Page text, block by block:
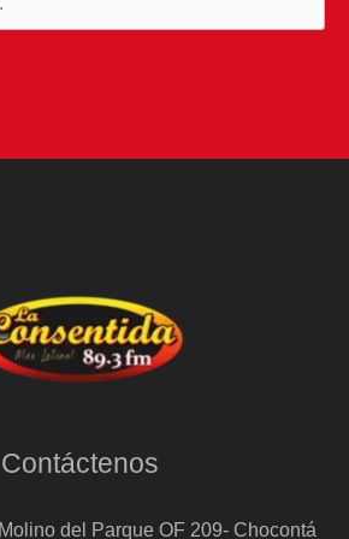
Contáctenos
del Parque OF 209- Chocontá